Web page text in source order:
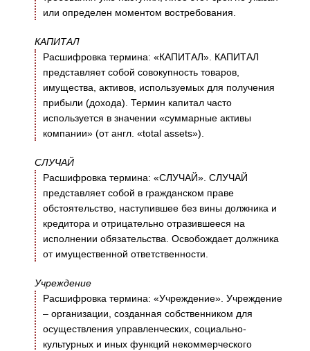
или определен моментом востребования.
КАПИТАЛ
Расшифровка термина: «КАПИТАЛ». КАПИТАЛ
представляет собой совокупность товаров,
имущества, активов, используемых для получения
прибыли (дохода). Термин капитал часто
используется в значении «суммарные активы
компании» (от англ. «total assets»).
СЛУЧАЙ
Расшифровка термина: «СЛУЧАЙ». СЛУЧАЙ
представляет собой в гражданском праве
обстоятельство, наступившее без вины должника и
кредитора и отрицательно отразившееся на
исполнении обязательства. Освобождает должника
от имущественной ответственности.
Учреждение
Расшифровка термина: «Учреждение». Учреждение
– организации, созданная собственником для
осуществления управленческих, социально-
культурных и иных функций некоммерческого